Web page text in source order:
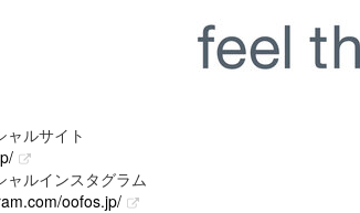
ルサイト
ルインスタグラム
oofos.jp/